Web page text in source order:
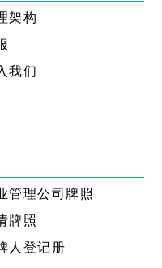
架构
我们
管理公司牌照
牌照
人登记册